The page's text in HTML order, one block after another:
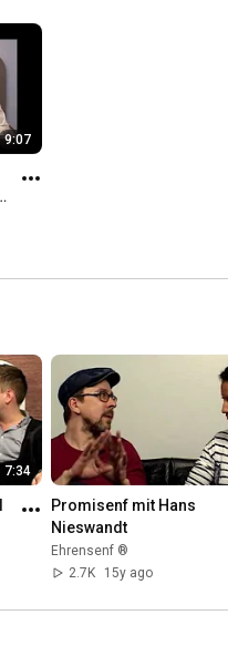
9:07
7:34
Promisenf mit Hans
Nieswandt
Ehrensenf ®
2.7K
15y ago